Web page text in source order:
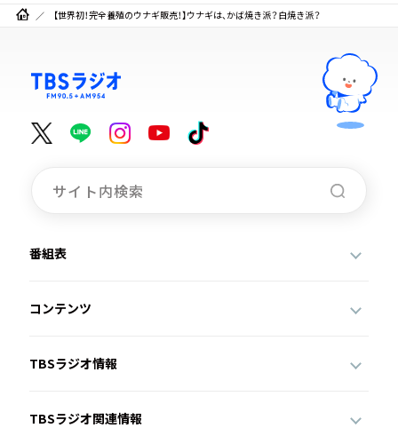
【世界初！完全養殖のウナギ販売！】ウナギは、かば焼き派？白焼き派？
番組表
コンテンツ
TBSラジオ情報
TBSラジオ関連情報